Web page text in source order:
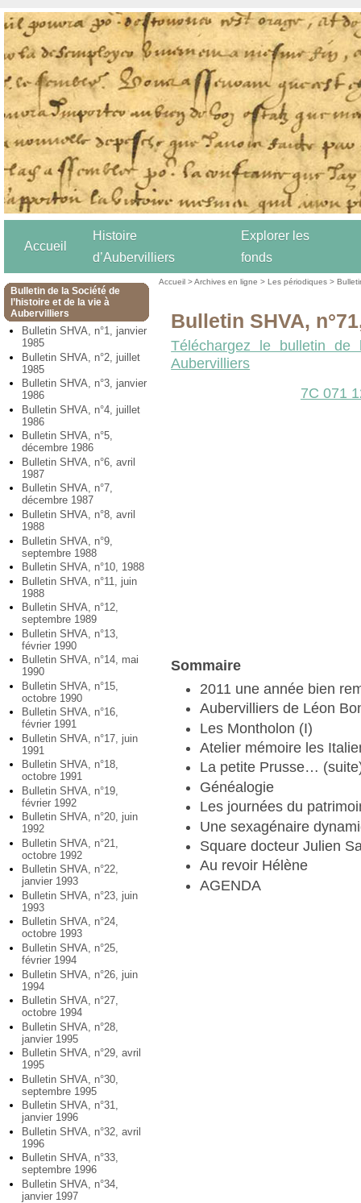
Accueil
Histoire
d’Aubervilliers
Explorer les
fonds
Bulletin de la Société de
l’histoire et de la vie à
Aubervilliers
Bulletin SHVA, n°1, janvier
1985
Bulletin SHVA, n°2, juillet
1985
Bulletin SHVA, n°3, janvier
1986
Bulletin SHVA, n°4, juillet
1986
Bulletin SHVA, n°5,
décembre 1986
Bulletin SHVA, n°6, avril
1987
Bulletin SHVA, n°7,
décembre 1987
Bulletin SHVA, n°8, avril
1988
Bulletin SHVA, n°9,
septembre 1988
Bulletin SHVA, n°10, 1988
Bulletin SHVA, n°11, juin
1988
Bulletin SHVA, n°12,
septembre 1989
Bulletin SHVA, n°13,
février 1990
Bulletin SHVA, n°14, mai
1990
Bulletin SHVA, n°15,
octobre 1990
Bulletin SHVA, n°16,
février 1991
Bulletin SHVA, n°17, juin
1991
Bulletin SHVA, n°18,
octobre 1991
Bulletin SHVA, n°19,
février 1992
Bulletin SHVA, n°20, juin
1992
Bulletin SHVA, n°21,
octobre 1992
Bulletin SHVA, n°22,
janvier 1993
Bulletin SHVA, n°23, juin
1993
Bulletin SHVA, n°24,
octobre 1993
Bulletin SHVA, n°25,
février 1994
Bulletin SHVA, n°26, juin
1994
Bulletin SHVA, n°27,
octobre 1994
Bulletin SHVA, n°28,
janvier 1995
Bulletin SHVA, n°29, avril
1995
Bulletin SHVA, n°30,
septembre 1995
Bulletin SHVA, n°31,
janvier 1996
Bulletin SHVA, n°32, avril
1996
Bulletin SHVA, n°33,
septembre 1996
Bulletin SHVA, n°34,
janvier 1997
Accueil >Archives en ligne >Les périodiques >
Bulletin SHVA,
Téléchargez le bulletin
Aubervilliers
7C 071
Sommaire
2011 une année bien
Aubervilliers de Léon
Les Montholon (I)
Atelier mémoire les
La petite Prusse…
Généalogie
Les journées du
Une sexagénaire
Square docteur Julien
Au revoir Hélène
AGENDA